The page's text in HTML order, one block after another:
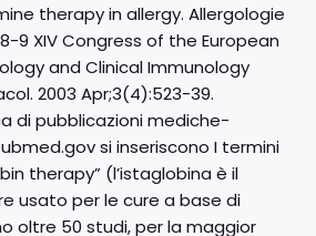
therapy in allergy. Allergologie
9 XIV Congress of the European
and Clinical Immunology
2003 Apr;3(4):523-39.
di pubblicazioni mediche-
si inseriscono I termini
therapy” (l’istaglobina è il
usato per le cure a base di
oltre 50 studi, per la maggior